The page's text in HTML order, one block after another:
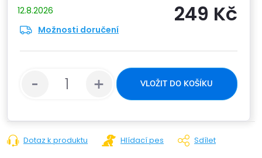
12.8.2026
Možnosti doručení
249 Kč
cena:
VLOŽIT DO KOŠÍKU
Dotaz k produktu Hlídací pes Sdílet